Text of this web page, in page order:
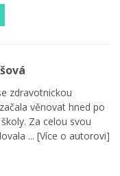
zdravotnickou
věnovat hned po
Za celou svou
... [Více o autorovi]